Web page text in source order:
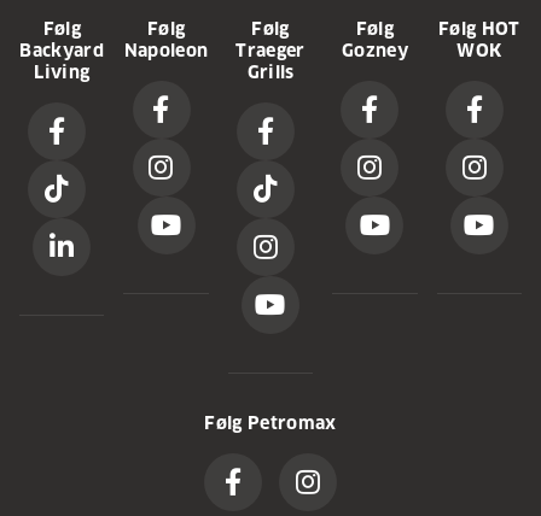
Følg
Backyard
Living
Følg
Napoleon
Følg
Traeger
Grills
Følg
Gozney
Følg HOT
WOK
Følg Petromax